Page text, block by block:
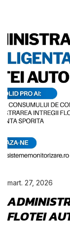
mart. 27, 2026
FLOTEI